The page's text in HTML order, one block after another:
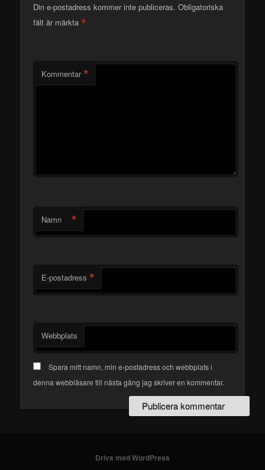
Din e-postadress kommer inte publiceras. Obligatoriska
fält är märkta*
Kommentar *
Namn *
E-postadress *
Webbplats
Spara mitt namn, min e-postadress och webbplats i
denna webbläsare till nästa gång jag skriver en kommentar.
Drivs med WordPress